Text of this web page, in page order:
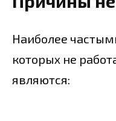
Наиболее
которых не
являются: